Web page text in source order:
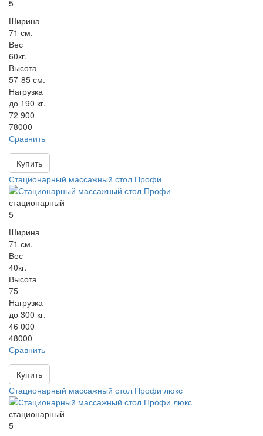
5
Ширина
71 см.
Вес
60кг.
Высота
57-85 см.
Нагрузка
до 190 кг.
72 900
78000
Сравнить
Купить
Стационарный массажный стол Профи
стационарный
5
Ширина
71 см.
Вес
40кг.
Высота
75
Нагрузка
до 300 кг.
46 000
48000
Сравнить
Купить
Стационарный массажный стол Профи люкс
стационарный
5